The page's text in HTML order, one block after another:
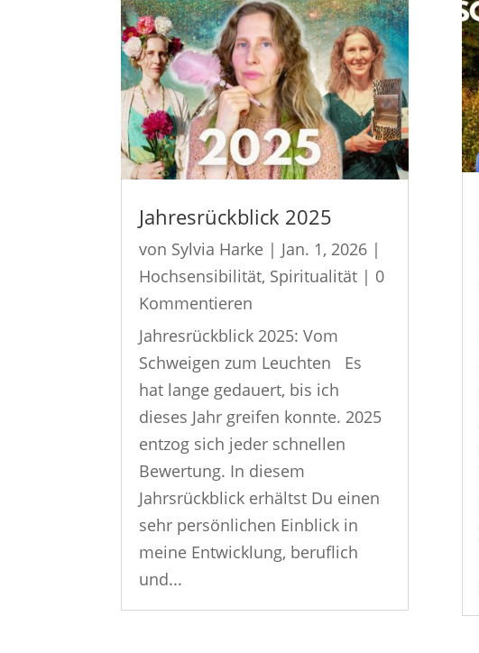
Jahresrückblick 2025
von Sylvia Harke | Jan. 1, 2026 |
Hochsensibilität, Spiritualität | 0
Kommentieren
Jahresrückblick 2025: Vom
Schweigen zum Leuchten Es
hat lange gedauert, bis ich
dieses Jahr greifen konnte. 2025
entzog sich jeder schnellen
Bewertung. In diesem
Jahrsrückblick erhältst Du einen
sehr persönlichen Einblick in
meine Entwicklung, beruflich
und...